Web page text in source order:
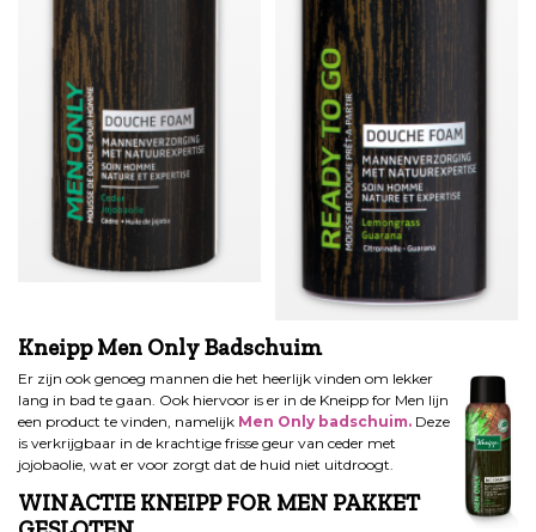
Kneipp Men Only Badschuim
Er zijn ook genoeg mannen die het heerlijk vinden om lekker
lang in bad te gaan. Ook hiervoor is er in de Kneipp for Men lijn
een product te vinden, namelijk Men Only badschuim. Deze
is verkrijgbaar in de krachtige frisse geur van ceder met
jojobaolie, wat er voor zorgt dat de huid niet uitdroogt.
WINACTIE KNEIPP FOR MEN PAKKET